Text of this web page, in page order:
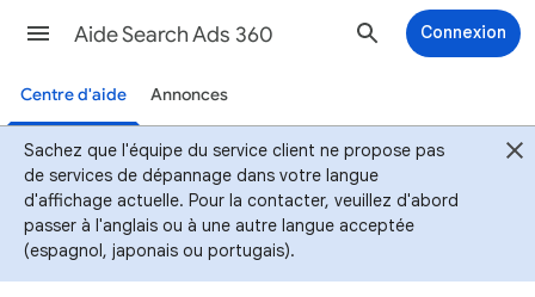
Aide Search Ads 360 Connexion
Centre d'aide Annonces
Sachez que l'équipe du service client ne propose pas
de services de dépannage dans votre langue
d'affichage actuelle. Pour la contacter, veuillez d'abord
passer à l'anglais ou à une autre langue acceptée
(espagnol, japonais ou portugais).